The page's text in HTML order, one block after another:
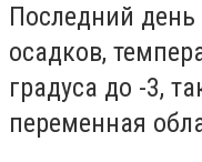
Последний день
осадков,
градуса до -3,
переменная